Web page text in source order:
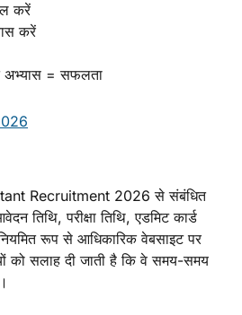
करें
करें
अभ्यास = सफलता
Recruitment 2026 से संबंधित
तिथि, परीक्षा तिथि, एडमिट कार्ड
रूप से आधिकारिक वेबसाइट पर
को सलाह दी जाती है कि वे समय-समय